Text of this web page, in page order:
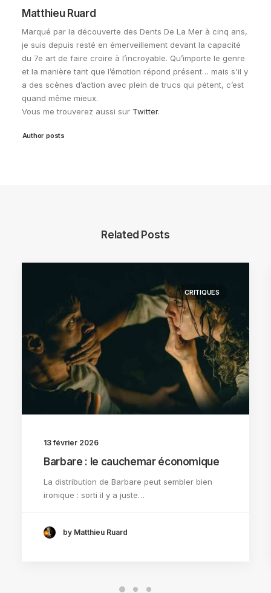
Matthieu Ruard
Marqué par la découverte des Dents De La Mer à cinq ans,
je suis depuis resté en émerveillement devant la capacité
du 7e art de faire croire à l’incroyable. Qu’importe le genre
et la manière tant que l’émotion répond présent… mais s'il y
a des scènes d’action avec plein de trucs qui pètent, c’est
quand même mieux.
Vous me trouverez aussi sur Twitter.
Author posts
Related Posts
CRITIQUES
13 février 2026
Barbare : le cauchemar économique
La distribution de Barbare peut sembler bien
ironique : sorti il y a juste…
by Matthieu Ruard